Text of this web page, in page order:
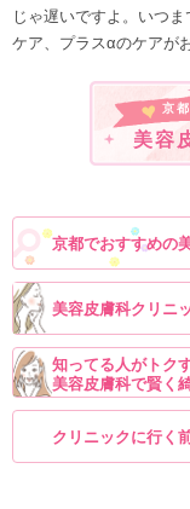
じゃ遅いですよ。いつ
ケア、プラスαのケアが
京
美容
京都でおすすめの
美容皮膚科クリニ
知ってる人がトク
美容皮膚科で賢く
クリニックに行く